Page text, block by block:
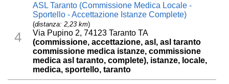
4
ASL Taranto (Commissione Medica Locale -
Sportello - Accettazione Istanze Complete)
(distanza: 2,23 km)
Via Pupino 2, 74123 Taranto TA
(commissione, accettazione, asl, asl taranto
commissione medica istanze, commissione
medica asl taranto, complete), istanze, locale,
medica, sportello, taranto